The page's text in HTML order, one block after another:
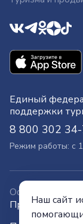
Единый
поддержки
8 800 302
Режим работы: с
Официальный
Наш сайт